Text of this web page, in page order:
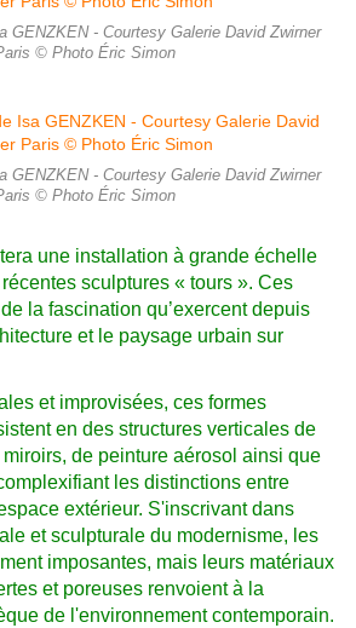
GENZKEN - Courtesy Galerie David Zwirner
© Photo Éric Simon
GENZKEN - Courtesy Galerie David Zwirner
© Photo Éric Simon
une installation à grande échelle
sculptures « tours ». Ces
la fascination qu’exercent depuis
et le paysage urbain sur
et improvisées, ces formes
en des structures verticales de
de peinture aérosol ainsi que
les distinctions entre
extérieur. S'inscrivant dans
et sculpturale du modernisme, les
imposantes, mais leurs matériaux
et poreuses renvoient à la
de l'environnement contemporain.